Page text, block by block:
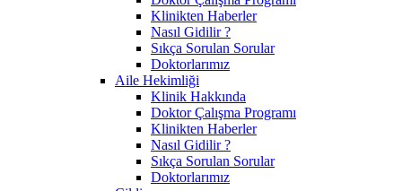
Klinikten Haberler
Nasıl Gidilir ?
Sıkça Sorulan Sorular
Doktorlarımız
Aile Hekimliği
Klinik Hakkında
Doktor Çalışma Programı
Klinikten Haberler
Nasıl Gidilir ?
Sıkça Sorulan Sorular
Doktorlarımız